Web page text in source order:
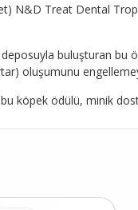
N&D Treat Dental
buluşturan bu
oluşumunu
köpek ödülü, minik